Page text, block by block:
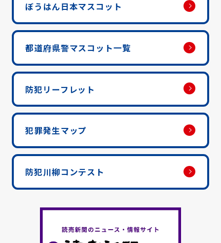
ぼうはん日本マスコット
都道府県警マスコット一覧
防犯リーフレット
犯罪発生マップ
防犯川柳コンテスト